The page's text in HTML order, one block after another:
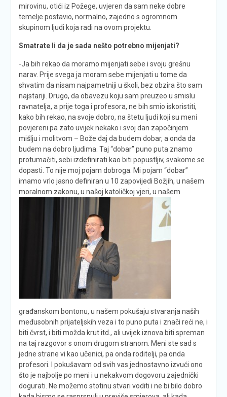
mirovinu, otići iz Požege, uvjeren da sam neke dobre
temelje postavio, normalno, zajedno s ogromnom
skupinom ljudi koja radi na ovom projektu.
Smatrate li da je sada nešto potrebno mijenjati?
-Ja bih rekao da moramo mijenjati sebe i svoju grešnu
narav. Prije svega ja moram sebe mijenjati u tome da
shvatim da nisam najpametniji u školi, bez obzira što sam
najstariji. Drugo, da obavezu koju sam preuzeo u smislu
ravnatelja, a prije toga i profesora, ne bih smio iskoristiti,
kako bih rekao, na svoje dobro, na štetu ljudi koji su meni
povjereni pa zato uvijek nekako i svoj dan započinjem
mišlju i molitvom – Bože daj da budem dobar, a onda da
budem na dobro ljudima. Taj “dobar” puno puta znamo
protumačiti, sebi izdefinirati kao biti popustljiv, svakome se
dopasti. To nije moj pojam dobroga. Mi pojam “dobar”
imamo vrlo jasno definiran u 10 zapovijedi Božjih, u našem
moralnom zakonu, u našoj katoličkoj vjeri, u našem
građanskom bontonu, u našem pokušaju stvaranja naših
međusobnih prijateljskih veza i to puno puta i znači reći ne, i
biti čvrst, i biti možda krut itd., ali uvijek iznova biti spreman
na taj razgovor s onom drugom stranom. Meni ste sad s
jedne strane vi kao učenici, pa onda roditelji, pa onda
profesori. I pokušavam od svih vas jednostavno izvući ono
što je najbolje po meni i u nekakvom dogovoru zajednički
dogurati. Ne možemo stotinu stvari voditi i ne bi bilo dobro